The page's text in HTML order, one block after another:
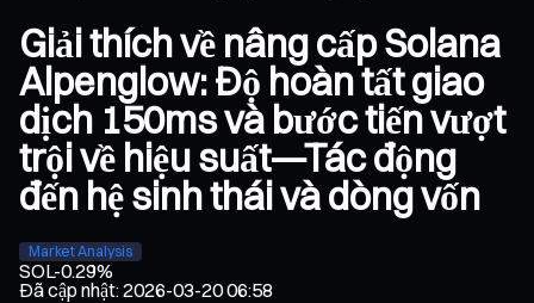
Giải thích về nâng cấp Solana
Alpenglow: Độ hoàn tất giao
dịch 150ms và bước tiến vượt
trội về hiệu suất—Tác động
đến hệ sinh thái và dòng vốn
Market Analysis
SOL-0.29%
Đã cập nhật:2026-03-20 06:58